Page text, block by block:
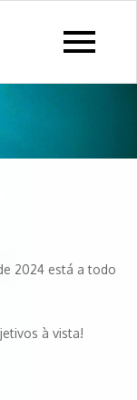
2024 está a todo
à vista!